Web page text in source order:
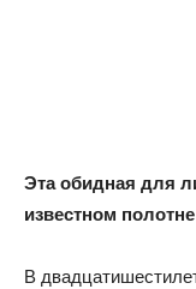
Эта обидная для
известном
В